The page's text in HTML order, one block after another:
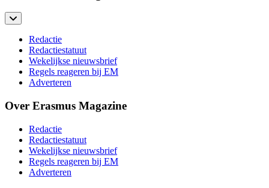
Redactie
Redactiestatuut
Wekelijkse nieuwsbrief
Regels reageren bij EM
Adverteren
Over Erasmus Magazine
Redactie
Redactiestatuut
Wekelijkse nieuwsbrief
Regels reageren bij EM
Adverteren